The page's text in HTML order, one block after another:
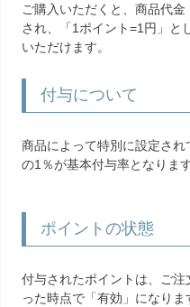
ご購入いただくと、商品代
され、「1ポイント=1円」と
いただけます。
付与について
商品によって特別に設定され
の1％が基本付与率となります
ポイントの状態
付与されたポイントは、ご
った時点で「有効」になりま